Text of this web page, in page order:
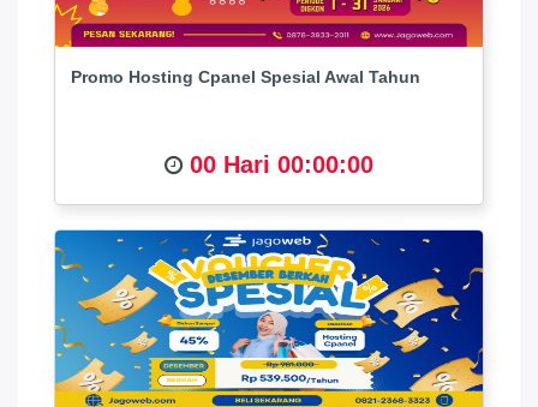
Promo Hosting Cpanel Spesial Awal Tahun
00 Hari 00:00:00